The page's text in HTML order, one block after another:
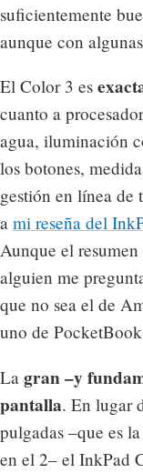
suficientemente
aunque con
El Color 3 es
cuanto a
agua, iluminación
los botones,
gestión en línea
a mi reseña del
Aunque el resumen
alguien me
que no sea el de
uno de
La gran –y
pantalla. En lugar
pulgadas –que es
en el 2– el InkPad